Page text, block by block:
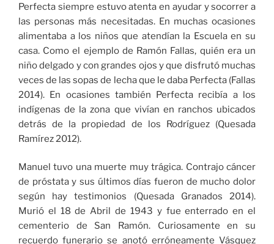
Perfecta siempre estuvo atenta en ayudar y socorrer a
las personas más necesitadas. En muchas ocasiones
alimentaba a los niños que atendían la Escuela en su
casa. Como el ejemplo de Ramón Fallas, quién era un
niño delgado y con grandes ojos y que disfrutó muchas
veces de las sopas de lecha que le daba Perfecta (Fallas
2014). En ocasiones también Perfecta recibía a los
indígenas de la zona que vivían en ranchos ubicados
detrás de la propiedad de los Rodríguez (Quesada
Ramírez 2012).
Manuel tuvo una muerte muy trágica. Contrajo cáncer
de próstata y sus últimos días fueron de mucho dolor
según hay testimonios (Quesada Granados 2014).
Murió el 18 de Abril de 1943 y fue enterrado en el
cementerio de San Ramón. Curiosamente en su
recuerdo funerario se anotó erróneamente Vásquez